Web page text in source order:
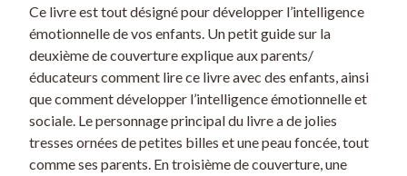
Ce livre est tout désigné pour développer l’intelligence
émotionnelle de vos enfants. Un petit guide sur la
deuxième de couverture explique aux parents/
éducateurs comment lire ce livre avec des enfants, ainsi
que comment développer l’intelligence émotionnelle et
sociale. Le personnage principal du livre a de jolies
tresses ornées de petites billes et une peau foncée, tout
comme ses parents. En troisième de couverture, une